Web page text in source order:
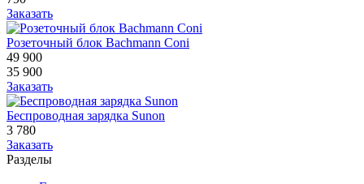
Заказать
Розеточный блок Bachmann Coni
49 900
35 900
Заказать
Беспроводная зарядка Sunon
3 780
Заказать
Разделы